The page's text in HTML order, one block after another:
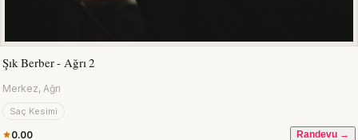
Şık Berber - Ağrı 2
Merkez, Ağrı
Saç Kesimi
0.00 Randevu →